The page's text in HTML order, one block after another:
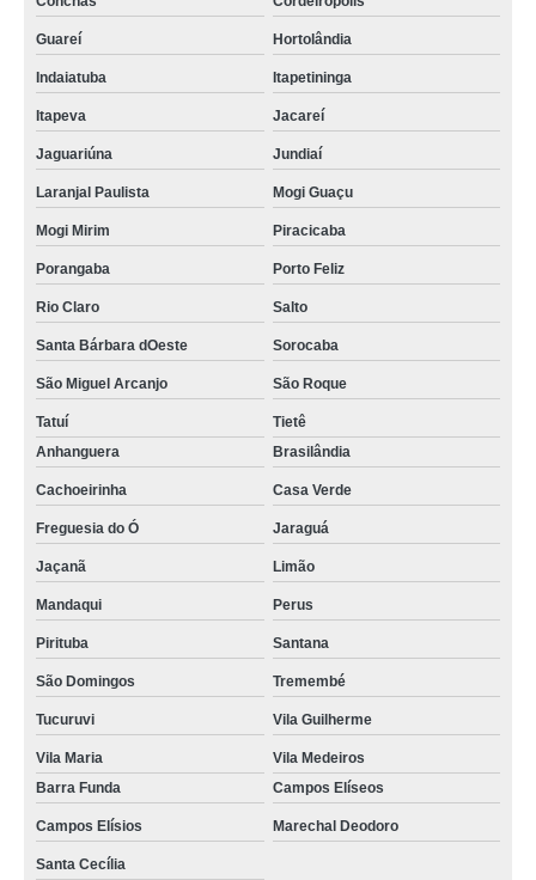
Guareí Hortolândia
Indaiatuba Itapetininga
Itapeva Jacareí
Jaguariúna Jundiaí
Laranjal Paulista Mogi Guaçu
Mogi Mirim Piracicaba
Porangaba Porto Feliz
Rio Claro Salto
Santa Bárbara dOeste Sorocaba
São Miguel Arcanjo São Roque
Tatuí
Tietê
Anhanguera
Brasilândia
Cachoeirinha Casa Verde
Freguesia do Ó Jaraguá
Jaçanã Limão
Mandaqui Perus
Pirituba Santana
São Domingos Tremembé
Tucuruvi Vila Guilherme
Vila Maria
Vila Medeiros
Barra Funda
Campos Elíseos
Campos Elísios Marechal Deodoro
Santa Cecília